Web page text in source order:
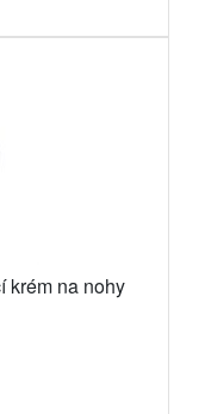
krém na nohy